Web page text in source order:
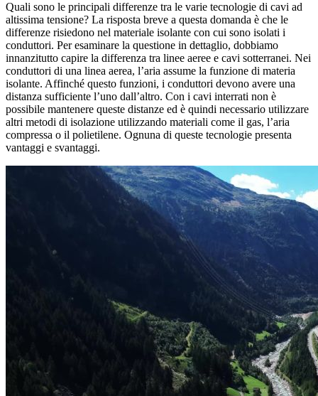
Quali sono le principali differenze tra le varie tecnologie di cavi ad
altissima tensione? La risposta breve a questa domanda è che le
differenze risiedono nel materiale isolante con cui sono isolati i
conduttori. Per esaminare la questione in dettaglio, dobbiamo
innanzitutto capire la differenza tra linee aeree e cavi sotterranei. Nei
conduttori di una linea aerea, l’aria assume la funzione di materia
isolante. Affinché questo funzioni, i conduttori devono avere una
distanza sufficiente l’uno dall’altro. Con i cavi interrati non è
possibile mantenere queste distanze ed è quindi necessario utilizzare
altri metodi di isolazione utilizzando materiali come il gas, l’aria
compressa o il polietilene. Ognuna di queste tecnologie presenta
vantaggi e svantaggi.